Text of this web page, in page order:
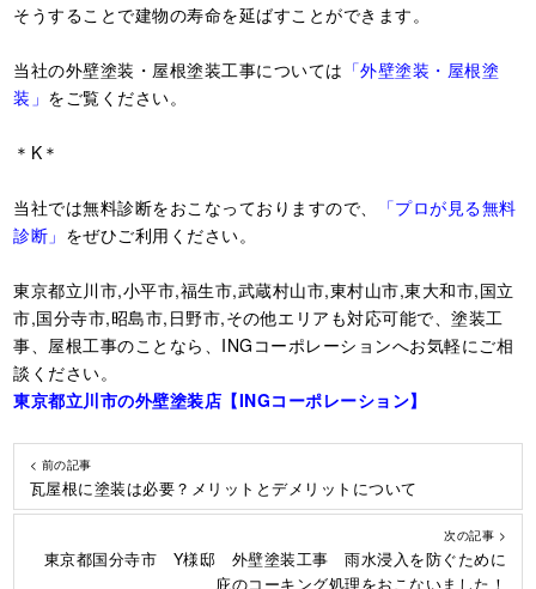
そうすることで建物の寿命を延ばすことができます。
当社の外壁塗装・屋根塗装工事については 「外壁塗装・屋根塗
装」 をご覧ください。
＊K＊
当社では無料診断をおこなっておりますので、
「プロが見る無料
診断」 をぜひご利用ください。
東京都立川市,小平市,福生市,武蔵村山市,東村山市,東大和市,国立
市,国分寺市,昭島市,日野市,その他エリアも対応可能で、塗装工
事、屋根工事のことなら、INGコーポレーションへお気軽にご相
談ください。
東京都立川市の外壁塗装店【INGコーポレーション】
< 前の記事
瓦屋根に塗装は必要？メリットとデメリットについて
次の記事 >
東京都国分寺市 Y様邸 外壁塗装工事 雨水浸入を防ぐために